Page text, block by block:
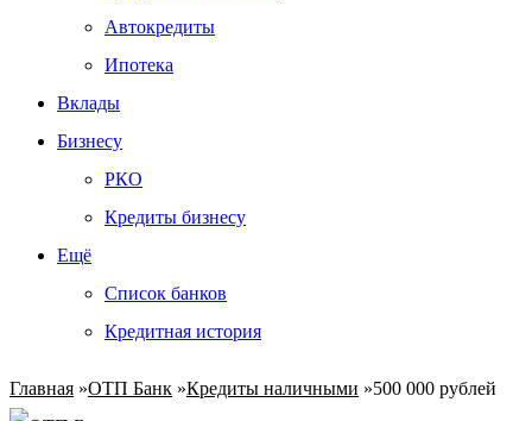
Автокредиты
Ипотека
Вклады
Бизнесу
РКО
Кредиты бизнесу
Ещё
Список банков
Кредитная история
Главная »ОТП Банк »Кредиты наличными »500 000 рублей